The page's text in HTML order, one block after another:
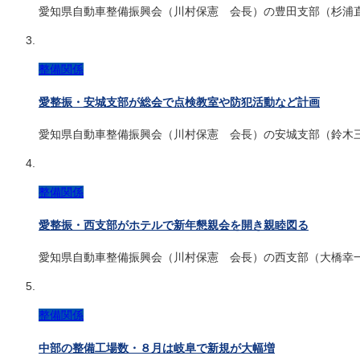
愛知県自動車整備振興会（川村保憲 会長）の豊田支部（杉
整備関係
愛整振・安城支部が総会で点検教室や防犯活動など計画
愛知県自動車整備振興会（川村保憲 会長）の安城支部（鈴木
整備関係
愛整振・西支部がホテルで新年懇親会を開き親睦図る
愛知県自動車整備振興会（川村保憲 会長）の西支部（大橋
整備関係
中部の整備工場数・８月は岐阜で新規が大幅増